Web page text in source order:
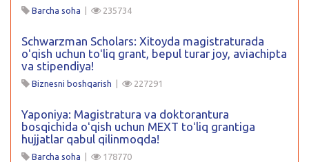
Barcha soha | 235734
Schwarzman Scholars: Xitoyda magistraturada
oʻqish uchun toʻliq grant, bepul turar joy, aviachipta
va stipendiya!
Biznesni boshqarish | 227291
Yaponiya: Magistratura va doktorantura
bosqichida oʻqish uchun MEXT toʻliq grantiga
hujjatlar qabul qilinmoqda!
Barcha soha | 178770